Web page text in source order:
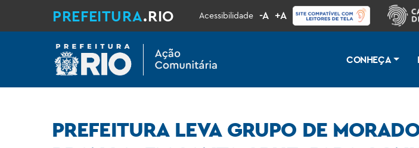
PREFEITURA.RIO Acessibilidade -A +A
CONHEÇA
PREFEITURA LEVA GRUPO DE